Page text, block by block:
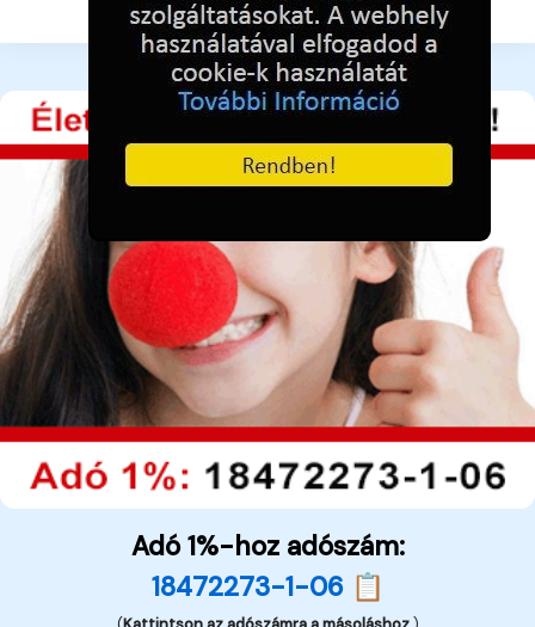
Adó 1%-hoz adószám:
18472273-1-06 📋